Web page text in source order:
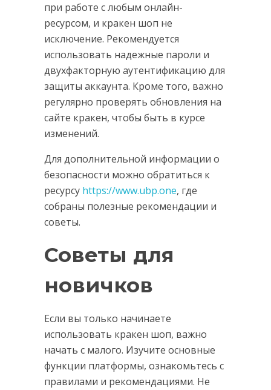
при работе с любым онлайн-
ресурсом, и кракен шоп не
исключение. Рекомендуется
использовать надежные пароли и
двухфакторную аутентификацию для
защиты аккаунта. Кроме того, важно
регулярно проверять обновления на
сайте кракен, чтобы быть в курсе
изменений.
Для дополнительной информации о
безопасности можно обратиться к
ресурсу https://www.ubp.one, где
собраны полезные рекомендации и
советы.
Советы для
новичков
Если вы только начинаете
использовать кракен шоп, важно
начать с малого. Изучите основные
функции платформы, ознакомьтесь с
правилами и рекомендациями. Не